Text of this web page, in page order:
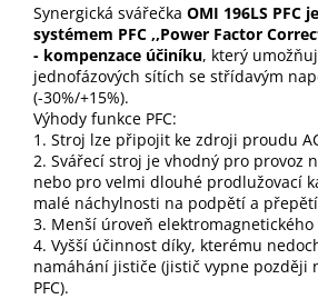
Synergická svářečka OMI 196LS PFC
systémem PFC ,,Power Factor
- kompenzace účiníku, který
jednofázových sítích se střídavým
(-30%/+15%).
Výhody funkce PFC:
1. Stroj lze připojit ke zdroji proudu
2. Svářecí stroj je vhodný pro provoz
nebo pro velmi dlouhé prodlužovací
malé náchylnosti na podpětí a
3. Menší úroveň
4. Vyšší účinnost díky, kterému
namáhání jističe (jistič vypne později
PFC).